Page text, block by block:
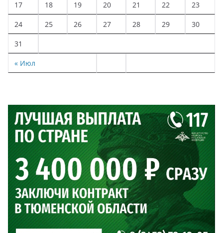
« Июл
17 18 19 20 21 22 23
24 25 26 27 28 29 30
31